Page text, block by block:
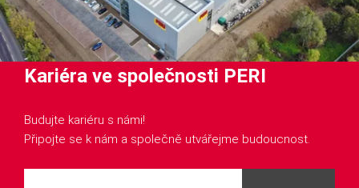
Kariéra ve společnosti PERI
Budujte kariéru s námi!
Připojte se k nám a společně utvářejme budoucnost.